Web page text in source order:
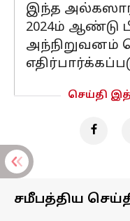
இந்த
2024ம் ஆண்டு
அந்நிறுவனம்
செய்தி
சமீபத்திய